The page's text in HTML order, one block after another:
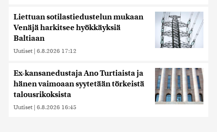
Liettuan sotilastiedustelun mukaan
Venäjä harkitsee hyökkäyksiä
Baltiaan
Uutiset | 6.8.2026 17:12
Ex-kansanedustaja Ano Turtiaista ja
hänen vaimoaan syytetään törkeistä
talousrikoksista
Uutiset | 6.8.2026 16:45